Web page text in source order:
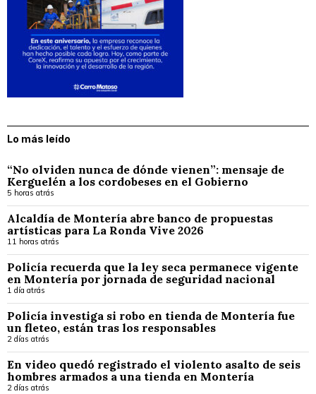
Lo más leído
“No olviden nunca de dónde vienen”: mensaje de
Kerguelén a los cordobeses en el Gobierno
5 horas atrás
Alcaldía de Montería abre banco de propuestas
artísticas para La Ronda Vive 2026
11 horas atrás
Policía recuerda que la ley seca permanece vigente
en Montería por jornada de seguridad nacional
1 día atrás
Policía investiga si robo en tienda de Montería fue
un fleteo, están tras los responsables
2 días atrás
En video quedó registrado el violento asalto de seis
hombres armados a una tienda en Montería
2 días atrás